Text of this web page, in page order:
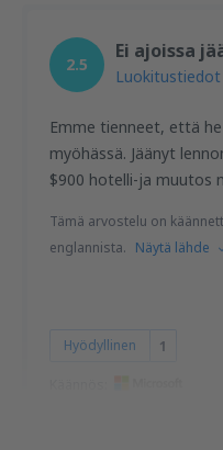
2.5
Ei ajoissa
Luokitustiedot
Emme tienneet, että
myöhässä. Jäänyt
$900 hotelli-ja muutos
Tämä arvostelu on
englannista. Näytä lähde
Hyödyllinen 1